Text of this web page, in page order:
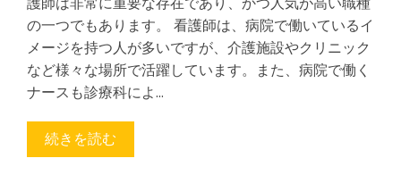
の一つでもあります。 看護師は、病院で働いているイ
メージを持つ人が多いですが、介護施設やクリニック
など様々な場所で活躍しています。また、病院で働く
ナースも診療科によ…
続きを読む